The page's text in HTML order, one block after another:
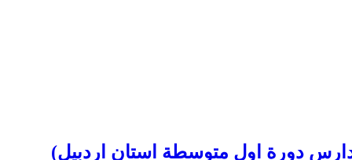
دورة اول متوسطة استان اردبیل)